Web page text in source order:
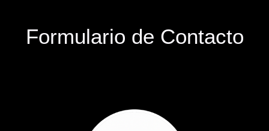
Formulario de Contacto